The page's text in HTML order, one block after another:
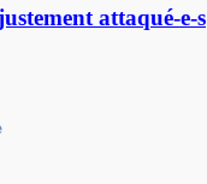
attaqué-e-s